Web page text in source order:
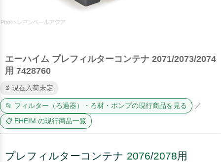
エーハイム プレフィルターコンテナ 2071/2073/2074
用 7428760
⏳ 現在入荷未定
📂 フィルター（ろ過器）・ろ材・ポンプの現行商品を見る ／
📋 EHEIM の現行商品一覧
プレフィルターコンテナ 2076/2078用